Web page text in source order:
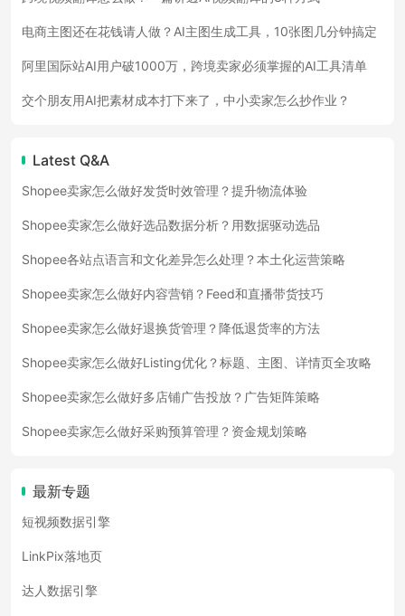
电商主图还在花钱请人做？AI主图生成工具，10张图几分钟搞定
阿里国际站AI用户破1000万，跨境卖家必须掌握的AI工具清单
交个朋友用AI把素材成本打下来了，中小卖家怎么抄作业？
Latest Q&A
Shopee卖家怎么做好发货时效管理？提升物流体验
Shopee卖家怎么做好选品数据分析？用数据驱动选品
Shopee各站点语言和文化差异怎么处理？本土化运营策略
Shopee卖家怎么做好内容营销？Feed和直播带货技巧
Shopee卖家怎么做好退换货管理？降低退货率的方法
Shopee卖家怎么做好Listing优化？标题、主图、详情页全攻略
Shopee卖家怎么做好多店铺广告投放？广告矩阵策略
Shopee卖家怎么做好采购预算管理？资金规划策略
最新专题
短视频数据引擎
LinkPix落地页
达人数据引擎